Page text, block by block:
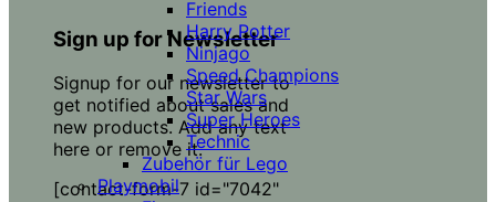
Sign up for Newsletter
Signup for our newsletter to
get notified about sales and
new products. Add any text
here or remove it.
[contact-form-7 id="7042"
Friends
Harry Potter
Ninjago
Speed Champions
Star Wars
Super Heroes
Technic
Zubehör für Lego
Playmobil